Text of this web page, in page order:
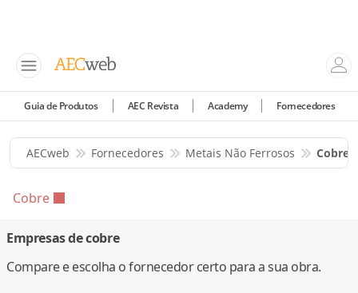
Guia de Produtos AEC Revista Academy Fornecedores
AECweb Fornecedores Metais Não Ferrosos Cobre
Cobre
Empresas de cobre
Compare e escolha o fornecedor certo para a sua obra.